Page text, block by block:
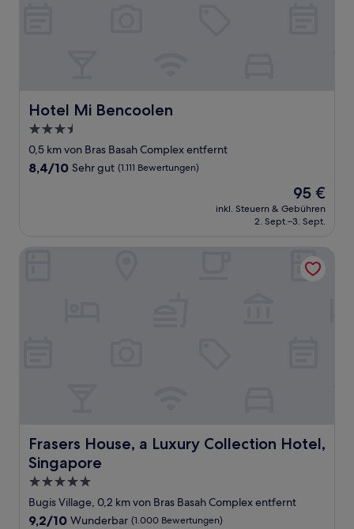
Hotel Mi Bencoolen
Hotel Mi Bencoolen
3.5-
Sterne-
Unterkunft
0,5 km von Bras Basah Complex entfernt
8.4
Bewertungen)
8,4/10 Sehr gut (1.111 Bewertungen)
Der
Preis
beträgt
95 €
inkl. Steuern & Gebühren
2. Sept.–3. Sept.
Frasers House, a Luxury Collection Hotel,
Singapore
Frasers House, a Luxury Collection Hotel, Singapore
5.0-
Sterne-
Unterkunft
Bugis Village, 0,2 km von Bras Basah Complex entfernt
9.2
9,2/10 Wunderbar (1.000 Bewertungen)
Frasers House, a Luxury Collection Hotel, Singapore